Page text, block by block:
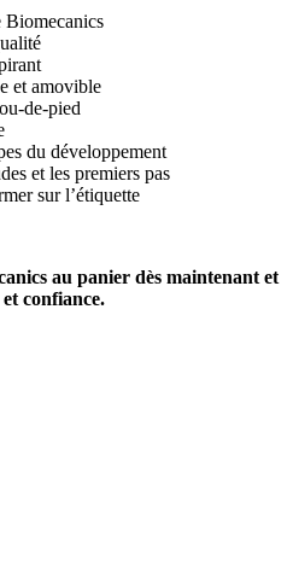
Biomecanics
et amovible
de-pied
du développement
et les premiers pas
sur l’étiquette
au panier dès maintenant et
confiance.